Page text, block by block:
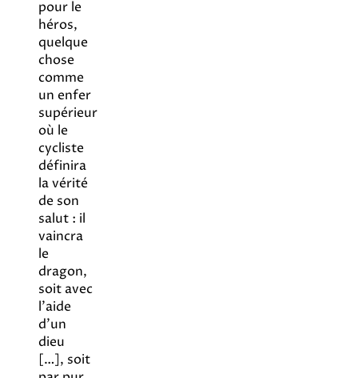
pour le
héros,
quelque
chose
comme
un enfer
supérieur
où le
cycliste
définira
la vérité
de son
salut : il
vaincra
le
dragon,
soit avec
l’aide
d’un
dieu
[…], soit